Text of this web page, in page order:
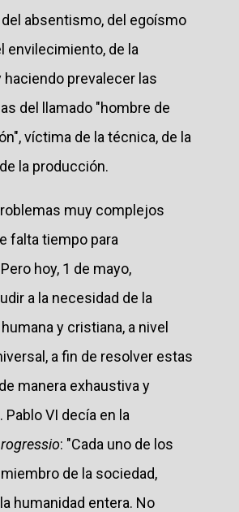
absentismo, del egoísmo
envilecimiento, de la
prevalecer las
del llamado "hombre de
víctima de la técnica, de la
la producción.
muy complejos
falta tiempo para
hoy, 1 de mayo,
a la necesidad de la
y cristiana, a nivel
a fin de resolver estas
manera exhaustiva y
VI decía en la
: "Cada uno de los
de la sociedad,
humanidad entera. No